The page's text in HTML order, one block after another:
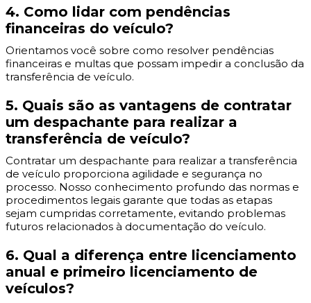
4. Como lidar com pendências
financeiras do veículo?
Orientamos você sobre como resolver pendências
financeiras e multas que possam impedir a conclusão da
transferência de veículo.
5. Quais são as vantagens de contratar
um despachante para realizar a
transferência de veículo?
Contratar um despachante para realizar a transferência
de veículo proporciona agilidade e segurança no
processo. Nosso conhecimento profundo das normas e
procedimentos legais garante que todas as etapas
sejam cumpridas corretamente, evitando problemas
futuros relacionados à documentação do veículo.
6. Qual a diferença entre licenciamento
anual e primeiro licenciamento de
veículos?